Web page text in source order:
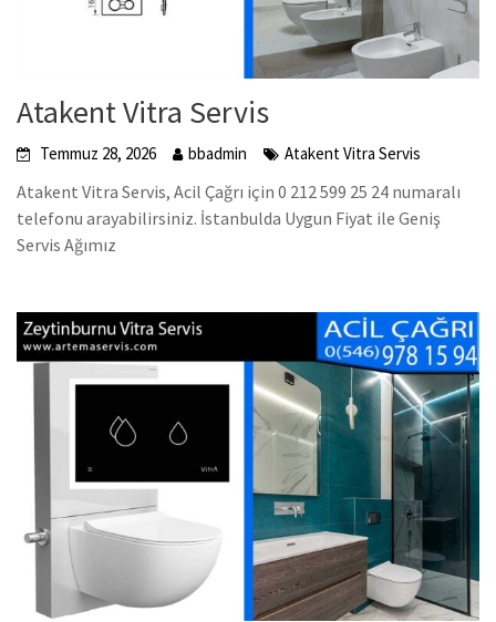
Atakent Vitra Servis
Temmuz 28, 2026 bbadmin Atakent Vitra Servis
Atakent Vitra Servis, Acil Çağrı için 0 212 599 25 24 numaralı
telefonu arayabilirsiniz. İstanbulda Uygun Fiyat ile Geniş
Servis Ağımız